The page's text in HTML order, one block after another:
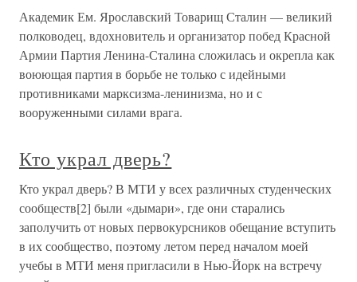
Академик Ем. Ярославский Товарищ Сталин — великий
полководец, вдохновитель и организатор побед Красной
Армии Партия Ленина-Сталина сложилась и окрепла как
воюющая партия в борьбе не только с идейными
противниками марксизма-ленинизма, но и с
вооруженными силами врага.
Кто украл дверь?
Кто украл дверь? В МТИ у всех различных студенческих
сообществ[2] были «дымари», где они старались
заполучить от новых первокурсников обещание вступить
в их сообщество, поэтому летом перед началом моей
учебы в МТИ меня пригласили в Нью-Йорк на встречу